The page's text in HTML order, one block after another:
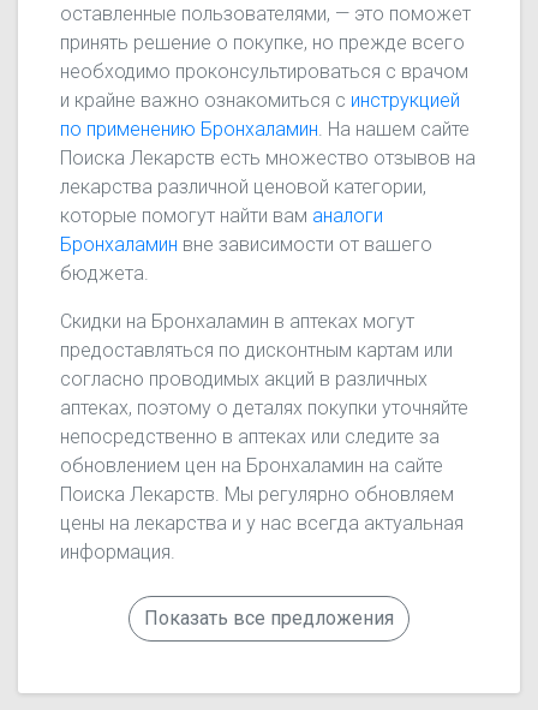
оставленные пользователями, — это поможет
принять решение о покупке, но прежде всего
необходимо проконсультироваться с врачом
и крайне важно ознакомиться с инструкцией
по применению Бронхаламин. На нашем сайте
Поиска Лекарств есть множество отзывов на
лекарства различной ценовой категории,
которые помогут найти вам аналоги
Бронхаламин вне зависимости от вашего
бюджета.
Скидки на Бронхаламин в аптеках могут
предоставляться по дисконтным картам или
согласно проводимых акций в различных
аптеках, поэтому о деталях покупки уточняйте
непосредственно в аптеках или следите за
обновлением цен на Бронхаламин на сайте
Поиска Лекарств. Мы регулярно обновляем
цены на лекарства и у нас всегда актуальная
информация.
Показать все предложения